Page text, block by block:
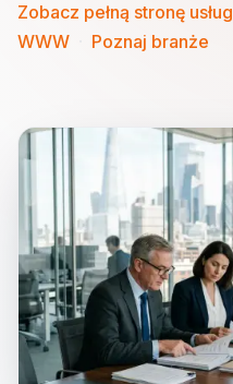
Zobacz pełną stronę
WWW
Poznaj branże